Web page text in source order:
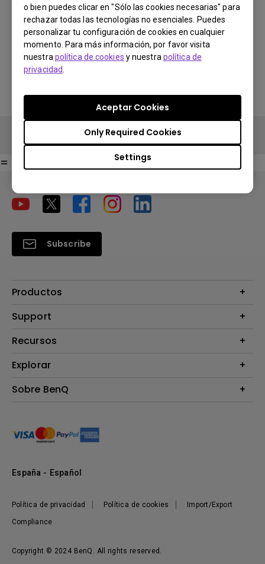
o bien puedes clicar en "Sólo las cookies necesarias" para
rechazar todas las tecnologías no esenciales. Puedes
personalizar tu configuración de cookies en cualquier
momento. Para más información, por favor visita
nuestra política de cookies y nuestra política de
privacidad
Settings
Only Required Cookies
Aceptar Cookies
Comprar en la tienda BenQ
Search Stores
You Can Also Buy Here
Find Stores
Comprar en la tienda BenQ
=
Subscribe
Productos
Proyectores
Iluminación
Altavoz
Support
Contáctanos
Preguntas frecuentes sobre la tienda en línea de BenQ
Información de Devolución BenQ Shop
Recursos
Centros de información
Explorar
Embajadores de marca BenQ
Sobre BenQ
Responsabilidad social corporativa
Noticias
Copyright © 2024 BenQ. All rights reserved.
Política de privacidad Política de cookies Import/Export
Compliance
España - Español